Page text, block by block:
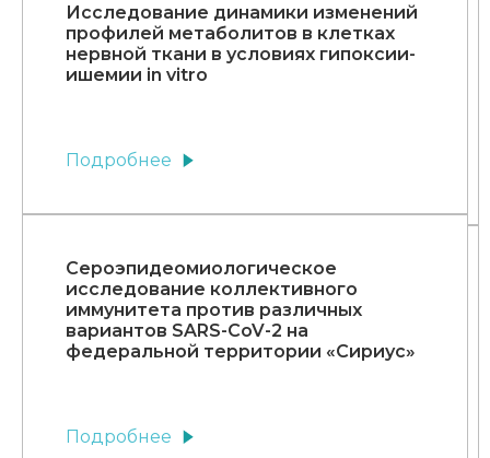
Исследование динамики изменений
профилей метаболитов в клетках
нервной ткани в условиях гипоксии-
ишемии in vitro
Подробнее
Сероэпидеомиологическое
исследование коллективного
иммунитета против различных
вариантов SARS-CoV-2 на
федеральной территории «Сириус»
Подробнее